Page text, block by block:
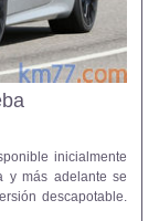
inicialmente
y más adelante se
descapotable.